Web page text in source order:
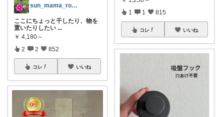
sun_mama_room
ここにちょっと干したり、物を
置いたりしたい ...
￥ 4,180～
2 2 852
コレ いいね
1 1 815
コレ いいね